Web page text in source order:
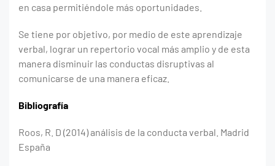
en casa permitiéndole más oportunidades.
Se tiene por objetivo, por medio de este aprendizaje
verbal, lograr un repertorio vocal más amplio y de esta
manera disminuir las conductas disruptivas al
comunicarse de una manera eficaz.
Bibliografía
Roos, R. D (2014) análisis de la conducta verbal. Madrid
España